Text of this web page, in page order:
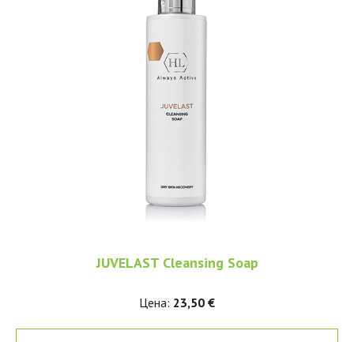
JUVELAST Cleansing Soap
Цена: 23,50 €